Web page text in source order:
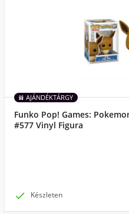
AJÁNDÉKTÁRGY
Funko Pop! Games:
#577 Vinyl Figura
 Készleten